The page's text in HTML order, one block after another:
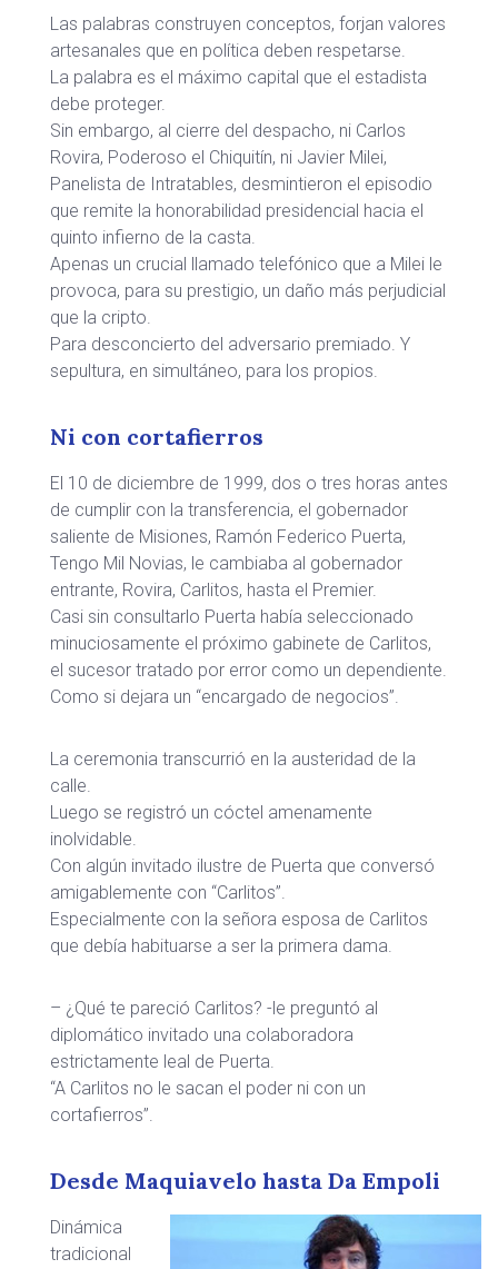
Las palabras construyen conceptos, forjan valores
artesanales que en política deben respetarse.
La palabra es el máximo capital que el estadista
debe proteger.
Sin embargo, al cierre del despacho, ni Carlos
Rovira, Poderoso el Chiquitín, ni Javier Milei,
Panelista de Intratables, desmintieron el episodio
que remite la honorabilidad presidencial hacia el
quinto infierno de la casta.
Apenas un crucial llamado telefónico que a Milei le
provoca, para su prestigio, un daño más perjudicial
que la cripto.
Para desconcierto del adversario premiado. Y
sepultura, en simultáneo, para los propios.
Ni con cortafierros
El 10 de diciembre de 1999, dos o tres horas antes
de cumplir con la transferencia, el gobernador
saliente de Misiones, Ramón Federico Puerta,
Tengo Mil Novias, le cambiaba al gobernador
entrante, Rovira, Carlitos, hasta el Premier.
Casi sin consultarlo Puerta había seleccionado
minuciosamente el próximo gabinete de Carlitos,
el sucesor tratado por error como un dependiente.
Como si dejara un “encargado de negocios”.
La ceremonia transcurrió en la austeridad de la
calle.
Luego se registró un cóctel amenamente
inolvidable.
Con algún invitado ilustre de Puerta que conversó
amigablemente con “Carlitos”.
Especialmente con la señora esposa de Carlitos
que debía habituarse a ser la primera dama.
– ¿Qué te pareció Carlitos? -le preguntó al
diplomático invitado una colaboradora
estrictamente leal de Puerta.
“A Carlitos no le sacan el poder ni con un
cortafierros”.
Desde Maquiavelo hasta Da Empoli
Dinámica
tradicional